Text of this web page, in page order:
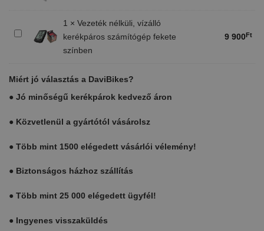
Vezeték
nélküli,
számítógép
fekete
1 × Vezeték nélküli, vízálló
kerékpáros számítógép fekete
színben
9 900Ft
Miért jó választás a DaviBikes?
● Jó minőségű kerékpárok kedvező áron
● Közvetlenül a gyártótól vásárolsz
● Több mint 1500 elégedett vásárlói vélemény!
● Biztonságos házhoz szállítás
● Több mint 25 000 elégedett ügyfél!
● Ingyenes visszaküldés